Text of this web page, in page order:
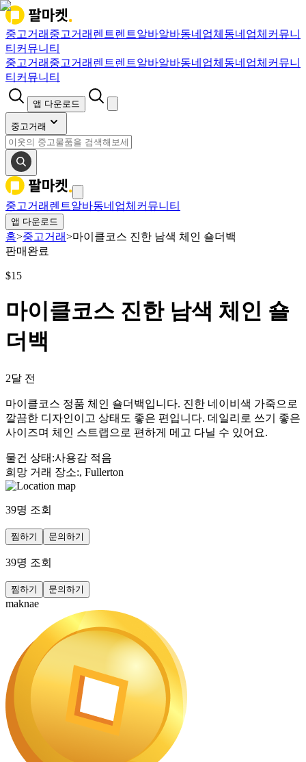
중고거래 중고거래 렌트렌트알바알바동네업체 동네업체 커뮤니
티 커뮤니티
중고거래 중고거래 렌트렌트알바알바동네업체 동네업체 커뮤니
티 커뮤니티
앱 다운로드
중고거래
중고거래 렌트알바동네업체 커뮤니티
앱 다운로드
홈>중고거래>마이클코스 진한 남색 체인 숄더백
판매완료
$15
마이클코스 진한 남색 체인 숄
더백
2달 전
마이클코스 정품 체인 숄더백입니다. 진한 네이비색 가죽으로
깔끔한 디자인이고 상태도 좋은 편입니다. 데일리로 쓰기 좋은
사이즈며 체인 스트랩으로 편하게 메고 다닐 수 있어요.
물건 상태 :사용감 적음
희망 거래 장소:, Fullerton
39명 조회
찜하기 문의하기
39명 조회
찜하기 문의하기
maknae